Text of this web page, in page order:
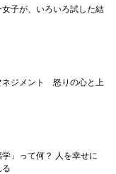
子が、いろいろ試した結
ネジメント 怒りの心と上
」って何？ 人を幸せに